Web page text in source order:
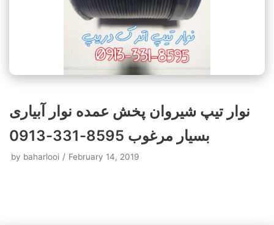
نوار تیپ شیروان پخش عمده نوار آبیاری
بسیار مرغوب 8595-331-0913
by baharlooi February 14, 2019